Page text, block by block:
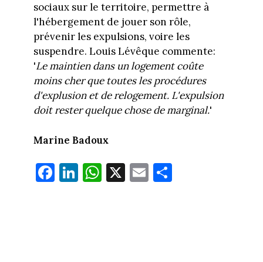
sociaux sur le territoire, permettre à
l'hébergement de jouer son rôle,
prévenir les expulsions, voire les
suspendre. Louis Lévêque commente:
'Le maintien dans un logement coûte
moins cher que toutes les procédures
d'explusion et de relogement. L'expulsion
doit rester quelque chose de marginal.'
Marine Badoux
Fa
ce
Li
nk
W
ha
X E
m
Pa
rt